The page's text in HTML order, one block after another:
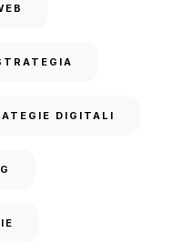
DIGITALI